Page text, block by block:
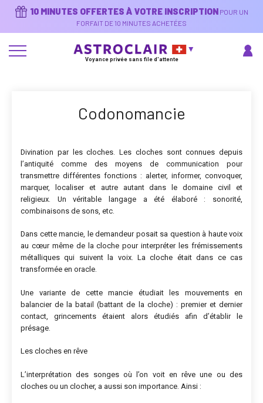
10 MINUTES OFFERTES À VOTRE INSCRIPTION POUR UN
FORFAIT DE 10 MINUTES ACHETÉES
Voyance privée sans file d'attente
Codonomancie
Divination par les cloches. Les cloches sont connues depuis
l’antiquité comme des moyens de communication pour
transmettre différentes fonctions : alerter, informer, convoquer,
marquer, localiser et autre autant dans le domaine civil et
religieux. Un véritable langage a été élaboré : sonorité,
combinaisons de sons, etc.
Dans cette mancie, le demandeur posait sa question à haute voix
au cœur même de la cloche pour interpréter les frémissements
métalliques qui suivent la voix. La cloche était dans ce cas
transformée en oracle.
Une variante de cette mancie étudiait les mouvements en
balancier de la batail (battant de la cloche) : premier et dernier
contact, grincements étaient alors étudiés afin d’établir le
présage.
Les cloches en rêve
L’interprétation des songes où l’on voit en rêve une ou des
cloches ou un clocher, a aussi son importance. Ainsi :